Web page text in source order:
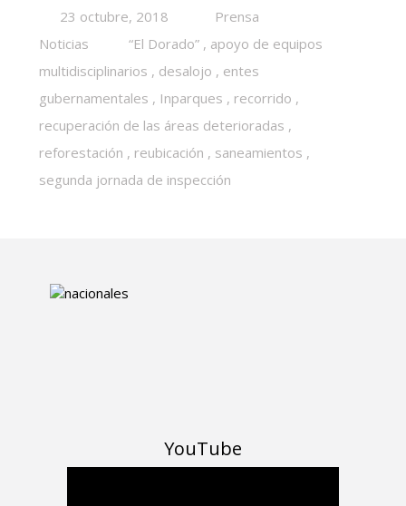
23 octubre, 2018
Prensa
Noticias
“El Dorado”, apoyo de equipos
multidisciplinarios , desalojo , entes
gubernamentales , Inparques , recorrido ,
recuperación de las áreas deterioradas ,
reforestación , reubicación , saneamientos ,
segunda jornada de inspección
YouTube